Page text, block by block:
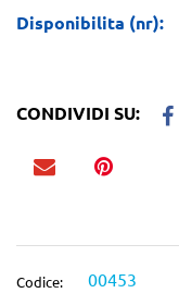
Disponibilita (nr):
CONDIVIDI SU:
Codice: 00453